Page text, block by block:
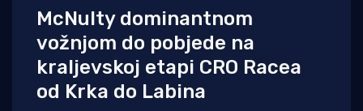
McNulty dominantnom
vožnjom do pobjede na
kraljevskoj etapi CRO Racea
od Krka do Labina